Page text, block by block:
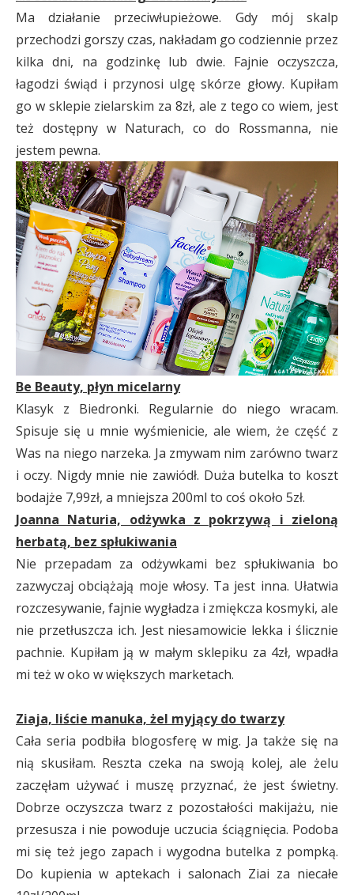
Ma działanie przeciwłupieżowe. Gdy mój skalp
przechodzi gorszy czas, nakładam go codziennie przez
kilka dni, na godzinkę lub dwie. Fajnie oczyszcza,
łagodzi świąd i przynosi ulgę skórze głowy. Kupiłam
go w sklepie zielarskim za 8zł, ale z tego co wiem, jest
też dostępny w Naturach, co do Rossmanna, nie
jestem pewna.
Be Beauty, płyn micelarny
Klasyk z Biedronki. Regularnie do niego wracam.
Spisuje się u mnie wyśmienicie, ale wiem, że część z
Was na niego narzeka. Ja zmywam nim zarówno twarz
i oczy. Nigdy mnie nie zawiódł. Duża butelka to koszt
bodajże 7,99zł, a mniejsza 200ml to coś około 5zł.
Joanna Naturia, odżywka z pokrzywą i zieloną
herbatą, bez spłukiwania
Nie przepadam za odżywkami bez spłukiwania bo
zazwyczaj obciążają moje włosy. Ta jest inna. Ułatwia
rozczesywanie, fajnie wygładza i zmiękcza kosmyki, ale
nie przetłuszcza ich. Jest niesamowicie lekka i ślicznie
pachnie. Kupiłam ją w małym sklepiku za 4zł, wpadła
mi też w oko w większych marketach.
Ziaja, liście manuka, żel myjący do twarzy
Cała seria podbiła blogosferę w mig. Ja także się na
nią skusiłam. Reszta czeka na swoją kolej, ale żelu
zaczęłam używać i muszę przyznać, że jest świetny.
Dobrze oczyszcza twarz z pozostałości makijażu, nie
przesusza i nie powoduje uczucia ściągnięcia. Podoba
mi się też jego zapach i wygodna butelka z pompką.
Do kupienia w aptekach i salonach Ziai za niecałe